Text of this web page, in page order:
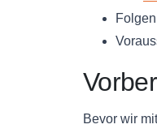
Bevor wir